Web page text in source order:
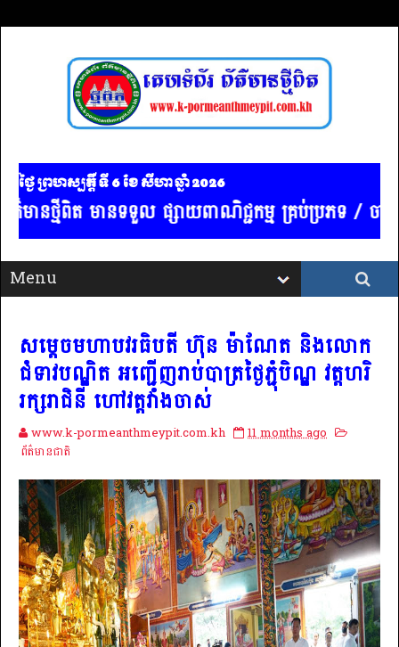
ថ្ងៃ ព្រហស្បត្ដិ៍ ទី 6​ ខែ សីហា ឆ្នាំ 2026
ទទួល ផ្សាយពាណិជ្ជកម្ម គ្រប់ប្រភទ / ចាងហ្វាងការ
សម្ដេចមហាបវរធិបតី ហ៊ុន ម៉ាណែត និងលោក
ជំទាវបណ្ឌិត អញ្ជើញរាប់បាត្រថ្ងៃភ្ជុំបិណ្ឌ វត្តហរិ
រក្សរាជិនី ហៅវត្តវាំងចាស់
www.k-pormeanthmeypit.com.kh
11 months ago
ព័ត៌មានជាតិ